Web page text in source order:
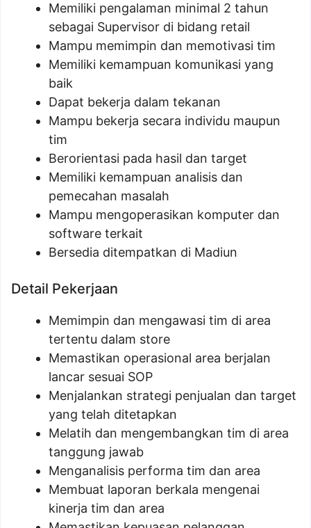
Memiliki pengalaman minimal 2 tahun
sebagai Supervisor di bidang retail
Mampu memimpin dan memotivasi tim
Memiliki kemampuan komunikasi yang
baik
Dapat bekerja dalam tekanan
Mampu bekerja secara individu maupun
tim
Berorientasi pada hasil dan target
Memiliki kemampuan analisis dan
pemecahan masalah
Mampu mengoperasikan komputer dan
software terkait
Bersedia ditempatkan di Madiun
Detail Pekerjaan
Memimpin dan mengawasi tim di area
tertentu dalam store
Memastikan operasional area berjalan
lancar sesuai SOP
Menjalankan strategi penjualan dan target
yang telah ditetapkan
Melatih dan mengembangkan tim di area
tanggung jawab
Menganalisis performa tim dan area
Membuat laporan berkala mengenai
kinerja tim dan area